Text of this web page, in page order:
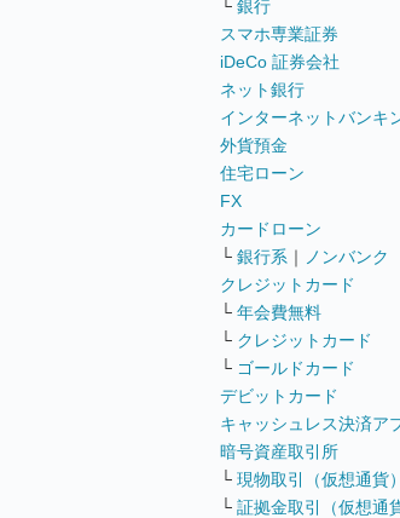
└ 銀行
スマホ専業証券
iDeCo 証券会社
ネット銀行
インターネットバンキ
外貨預金
住宅ローン
FX
カードローン
└ 銀行系 ｜
ノンバンク
クレジットカード
└ 年会費無料
└ クレジットカード
└ ゴールドカード
デビットカード
キャッシュレス決済ア
暗号資産取引所
└ 現物取引（仮想通貨）
└ 証拠金取引（仮想通